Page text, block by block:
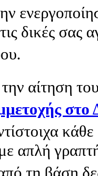
δικές σας
αίτηση
στο
απλή